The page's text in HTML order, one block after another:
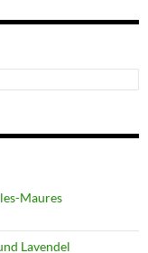
Maures
Lavendel